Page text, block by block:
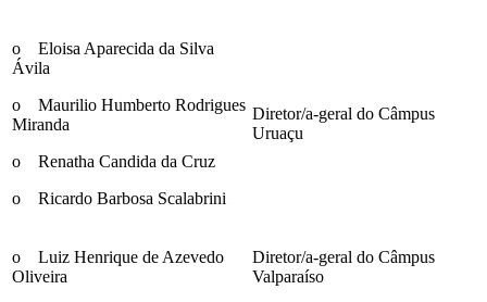
o Eloisa Aparecida da Silva
Ávila
o Maurilio Humberto Rodrigues
Miranda
o Renatha Candida da Cruz
o Ricardo Barbosa Scalabrini
Diretor/a-geral do Câmpus
Uruaçu
o Luiz Henrique de Azevedo
Oliveira
Diretor/a-geral do Câmpus
Valparaíso